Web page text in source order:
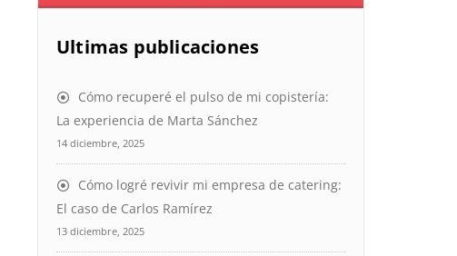
Ultimas publicaciones
Cómo recuperé el pulso de mi copistería:
La experiencia de Marta Sánchez
14 diciembre, 2025
Cómo logré revivir mi empresa de catering:
El caso de Carlos Ramírez
13 diciembre, 2025